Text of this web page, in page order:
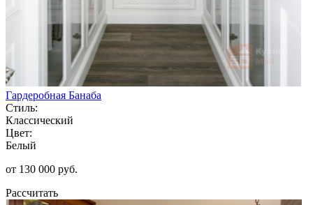
Гардеробная Банаба
Стиль:
Классический
Цвет:
Белый
от 130 000 руб.
Рассчитать